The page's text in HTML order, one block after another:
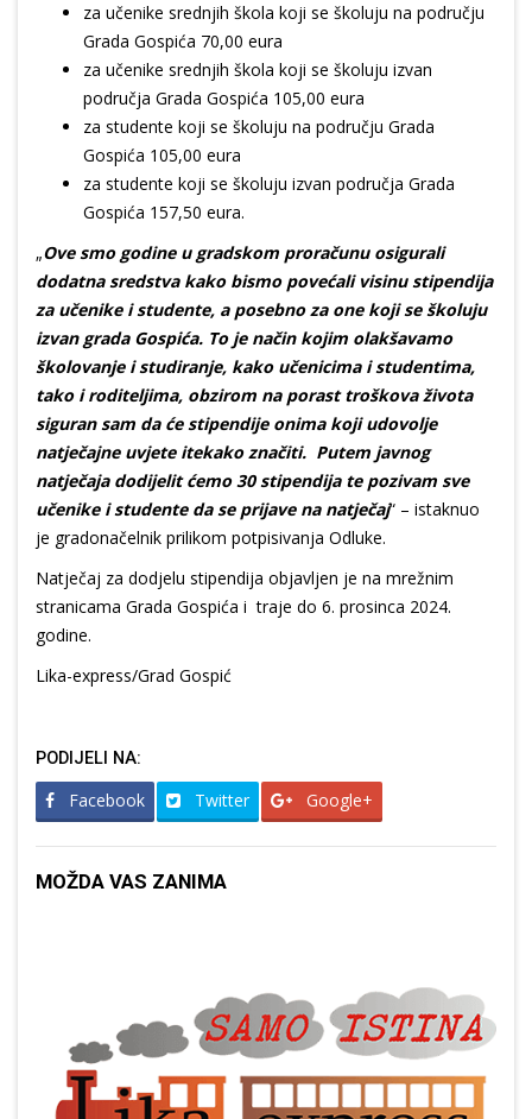
za učenike srednjih škola koji se školuju na području
Grada Gospića 70,00 eura
za učenike srednjih škola koji se školuju izvan
područja Grada Gospića 105,00 eura
za studente koji se školuju na području Grada
Gospića 105,00 eura
za studente koji se školuju izvan područja Grada
Gospića 157,50 eura.
„Ove smo godine u gradskom proračunu osigurali
dodatna sredstva kako bismo povećali visinu stipendija
za učenike i studente, a posebno za one koji se školuju
izvan grada Gospića. To je način kojim olakšavamo
školovanje i studiranje, kako učenicima i studentima,
tako i roditeljima, obzirom na porast troškova života
siguran sam da će stipendije onima koji udovolje
natječajne uvjete itekako značiti. Putem javnog
natječaja dodijelit ćemo 30 stipendija te pozivam sve
učenike i studente da se prijave na natječaj“ – istaknuo
je gradonačelnik prilikom potpisivanja Odluke.
Natječaj za dodjelu stipendija objavljen je na mrežnim
stranicama Grada Gospića i traje do 6. prosinca 2024.
godine.
Lika-express/Grad Gospić
PODIJELI NA:
Facebook Twitter Google+
MOŽDA VAS ZANIMA